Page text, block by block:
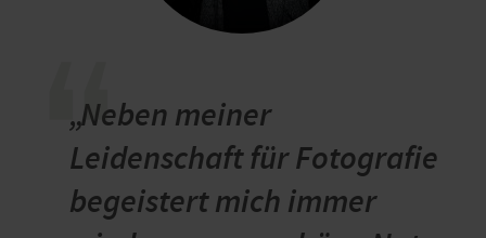
„Neben meiner
Leidenschaft für Fotografie
begeistert mich immer